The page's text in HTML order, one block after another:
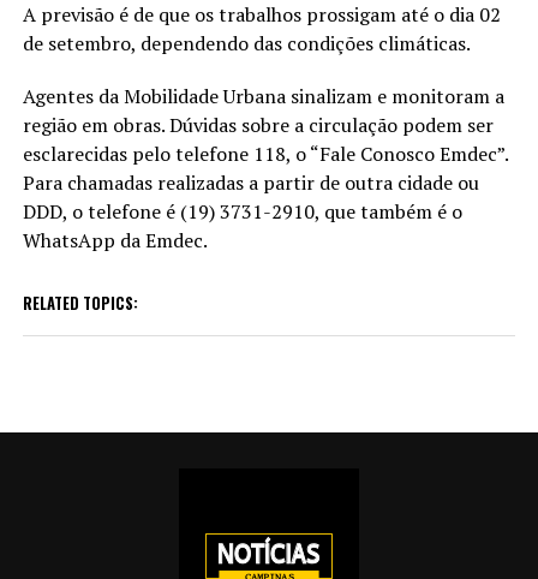
A previsão é de que os trabalhos prossigam até o dia 02
de setembro, dependendo das condições climáticas.
Agentes da Mobilidade Urbana sinalizam e monitoram a
região em obras. Dúvidas sobre a circulação podem ser
esclarecidas pelo telefone 118, o “Fale Conosco Emdec”.
Para chamadas realizadas a partir de outra cidade ou
DDD, o telefone é (19) 3731-2910, que também é o
WhatsApp da Emdec.
RELATED TOPICS: